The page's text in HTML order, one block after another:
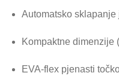
Automatsko
Kompaktne dimenzije
EVA-flex pjenasti